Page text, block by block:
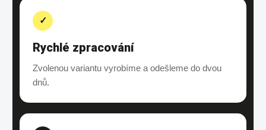
✓
Rychlé zpracování
Zvolenou variantu vyrobíme a odešleme do dvou
dnů.